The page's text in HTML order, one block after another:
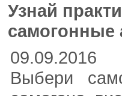
Узнай
самогонные
09.09.2016
Выбери